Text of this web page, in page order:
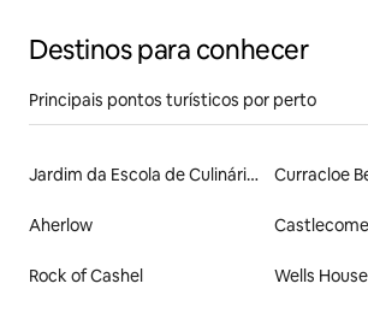
Destinos para conhecer
Principais pontos turísticos por perto
Jardim da Escola de Culinária Ballymaloe Curracloe
Aherlow
Rock of Cashel Wells